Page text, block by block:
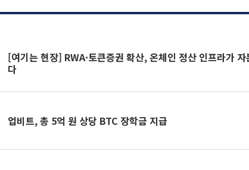
[여기는 현장] RWA·토큰증권 확산, 온체인 정산 인프라가
다
업비트, 총 5억 원 상당 BTC 장학금 지급